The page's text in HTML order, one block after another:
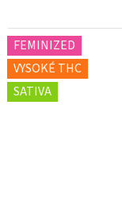
FEMINIZED
VYSOKÉ THC
SATIVA